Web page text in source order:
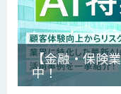
【金融・保険
中！